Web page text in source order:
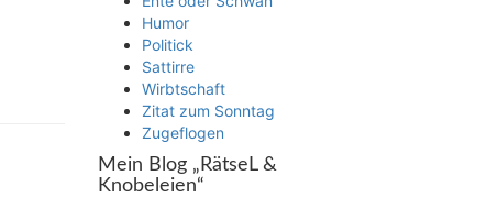
Humor
Politick
Sattirre
Wirbtschaft
Zitat zum Sonntag
Zugeflogen
Mein Blog „RätseL &
Knobeleien“